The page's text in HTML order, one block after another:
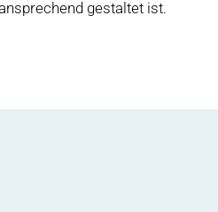
gestaltet ist.